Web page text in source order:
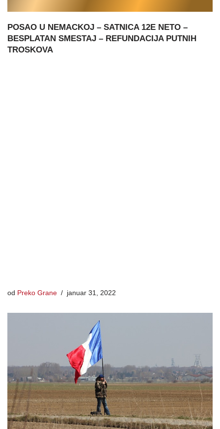
POSAO U NEMACKOJ – SATNICA 12E NETO –
BESPLATAN SMESTAJ – REFUNDACIJA PUTNIH
TROSKOVA
od Preko Grane januar 31, 2022